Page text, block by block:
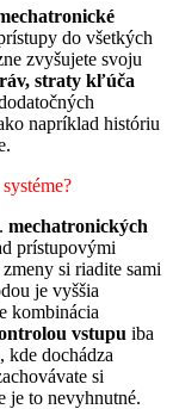
do všetkých
zvyšujete svoju
straty kľúča
napríklad históriu
mechatronických
prístupovými
si riadite sami
je vyššia
kombinácia
vstupu iba
kde dochádza
si
je to nevyhnutné.